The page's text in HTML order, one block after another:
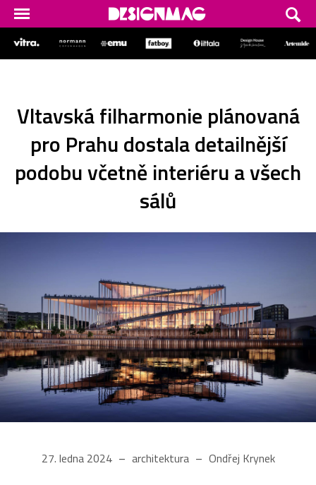
Vltavská filharmonie plánovaná
pro Prahu dostala detailnější
podobu včetně interiéru a všech
sálů
27. ledna 2024 architektura Ondřej Krynek